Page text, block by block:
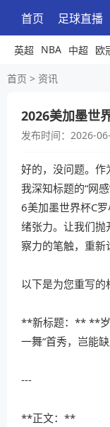
首页 足球直播
英超 NBA 中超 欧
首页 > 资讯
2026美加墨世
发布时间： 2026-
好的，没问题。作
我深知标题的“网
6美加墨世界杯C
绪张力。让我们抛
察力的笔触，重新
以下是为您重写的
**新标题：** **岁
一舞”首秀，岂能
---
**正文：**